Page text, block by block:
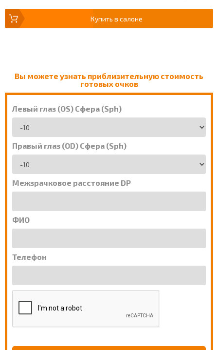
Купить в салоне
Вы можете узнать приблизительную стоимость
готовых очков
Левый глаз (OS) Сфера (Sph)
Правый глаз (OD) Сфера (Sph)
Межзрачковое расстояние DP
ФИО
Телефон